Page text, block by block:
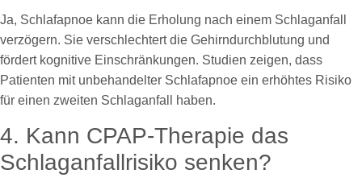
Ja, Schlafapnoe kann die Erholung nach einem Schlaganfall
verzögern. Sie verschlechtert die Gehirndurchblutung und
fördert kognitive Einschränkungen. Studien zeigen, dass
Patienten mit unbehandelter Schlafapnoe ein erhöhtes Risiko
für einen zweiten Schlaganfall haben.
4. Kann CPAP-Therapie das
Schlaganfallrisiko senken?